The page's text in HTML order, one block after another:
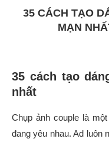
35 CÁCH TẠO
MẠN
35 cách tạo
nhất
Chụp ảnh couple là
đang yêu nhau. Ad luôn